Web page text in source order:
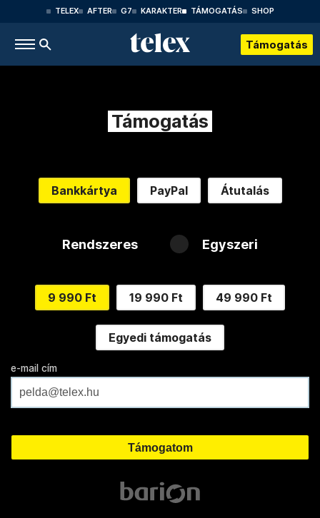
TELEX AFTER G7 KARAKTER TÁMOGATÁS SHOP
Támogatás
Támogatás
Bankkártya PayPal Átutalás
Rendszeres Egyszeri
9 990 Ft 19 990 Ft 49 990 Ft
Egyedi támogatás
e-mail cím